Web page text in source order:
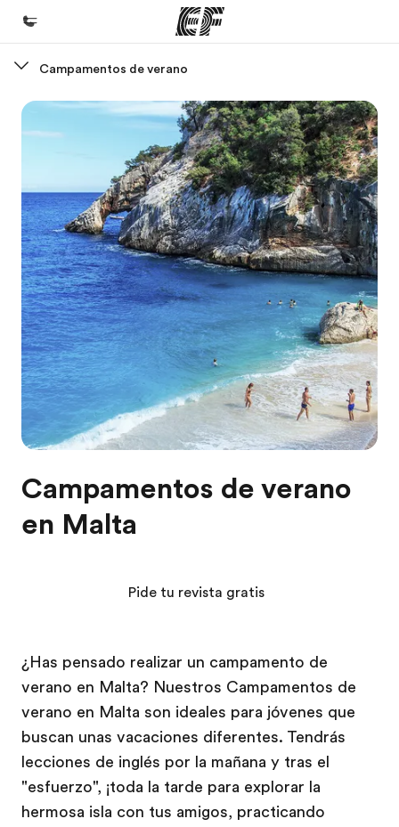
Bienvenido a EF
Ver todo lo que hacemos
Oficinas
Encuentra una oficina
Sobre nosotros
Quiénes somos
Trabajos
Únete al equipo
Campamentos de verano
Campamentos de verano
en Malta
¿Has pensado realizar un campamento de
verano en Malta? Nuestros Campamentos de
verano en Malta son ideales para jóvenes que
buscan unas vacaciones diferentes. Tendrás
lecciones de inglés por la mañana y tras el
"esfuerzo", ¡toda la tarde para explorar la
hermosa isla con tus amigos, practicando
Pide tu revista gratis